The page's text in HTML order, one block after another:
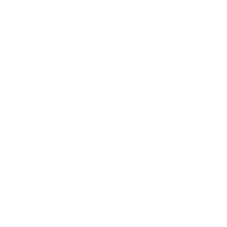
o produto não sofra alterações na cor. Não limpar
escadas e/ou corredores, evitando assim futuros